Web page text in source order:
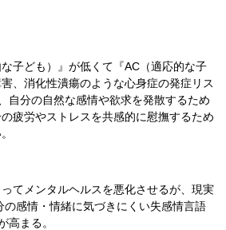
子ども）』が低くて『AC（適応的な子
、消化性潰瘍のような心身症の発症リス
自分の自然な感情や欲求を発散するため
疲労やストレスを共感的に慰撫するため
てメンタルヘルスを悪化させるが、現実
感情・情緒に気づきにくい失感情言語
高まる。